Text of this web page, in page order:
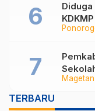
Diduga
Magetan
Segera
TERBARU